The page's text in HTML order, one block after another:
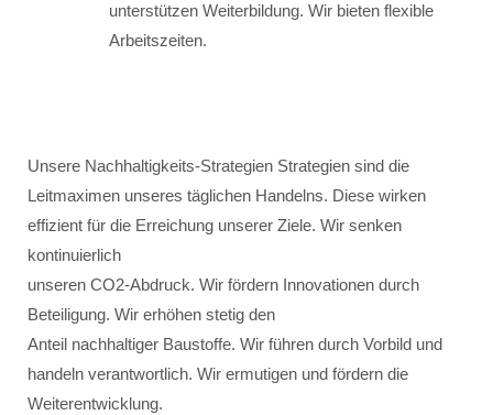
unterstützen Weiterbildung. Wir bieten flexible
Arbeitszeiten.
Unsere Nachhaltigkeits-Strategien Strategien sind die
Leitmaximen unseres täglichen Handelns. Diese wirken
effizient für die Erreichung unserer Ziele. Wir senken
kontinuierlich
unseren CO2-Abdruck. Wir fördern Innovationen durch
Beteiligung. Wir erhöhen stetig den
Anteil nachhaltiger Baustoffe. Wir führen durch Vorbild und
handeln verantwortlich. Wir ermutigen und fördern die
Weiterentwicklung.